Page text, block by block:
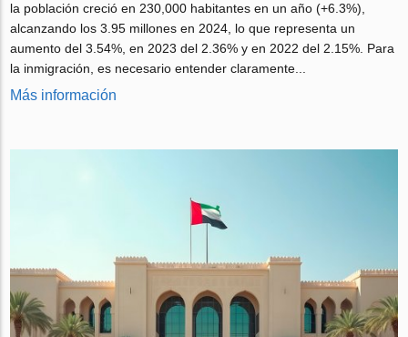
la población creció en 230,000 habitantes en un año (+6.3%),
alcanzando los 3.95 millones en 2024, lo que representa un
aumento del 3.54%, en 2023 del 2.36% y en 2022 del 2.15%. Para
la inmigración, es necesario entender claramente...
Más información